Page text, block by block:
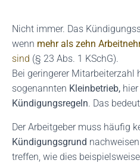
Nicht immer. Das
wenn mehr als zehn
sind (§ 23 Abs. 1 KSchG).
Bei geringerer Mitarbeiterzahl
sogenannten Kleinbetrieb,
Kündigungsregeln. Das
Der Arbeitgeber muss häufig
Kündigungsgrund
treffen, wie dies